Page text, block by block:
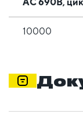
10000